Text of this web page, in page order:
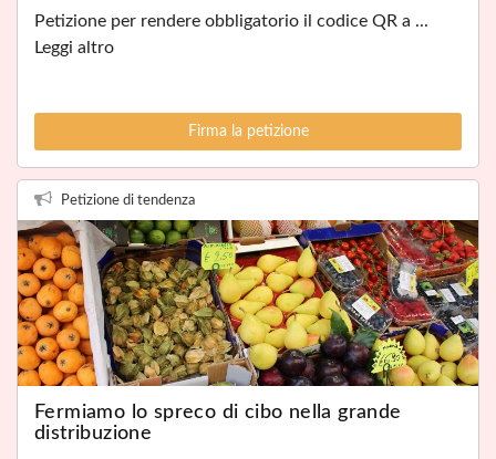
Petizione per rendere obbligatorio il codice QR a ...
Leggi altro
Firma la petizione
Petizione di tendenza
Fermiamo lo spreco di cibo nella grande
distribuzione